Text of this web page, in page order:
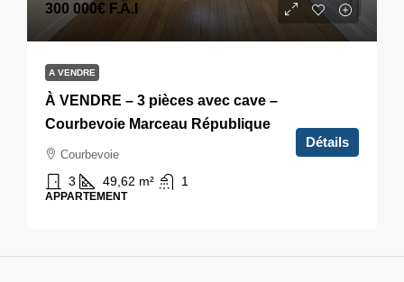
300 000€ F.A.I
A VENDRE
À VENDRE – 3 pièces avec cave –
Courbevoie Marceau République
Courbevoie
3 49,62 m² 1
APPARTEMENT
Détails